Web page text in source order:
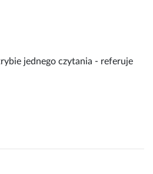
jednego czytania - referuje